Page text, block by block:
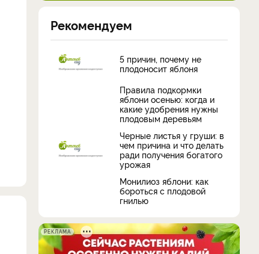
Рекомендуем
5 причин, почему не
плодоносит яблоня
Правила подкормки
яблони осенью: когда и
какие удобрения нужны
плодовым деревьям
Черные листья у груши: в
чем причина и что делать
ради получения богатого
урожая
Монилиоз яблони: как
бороться с плодовой
гнилью
РЕКЛАМА